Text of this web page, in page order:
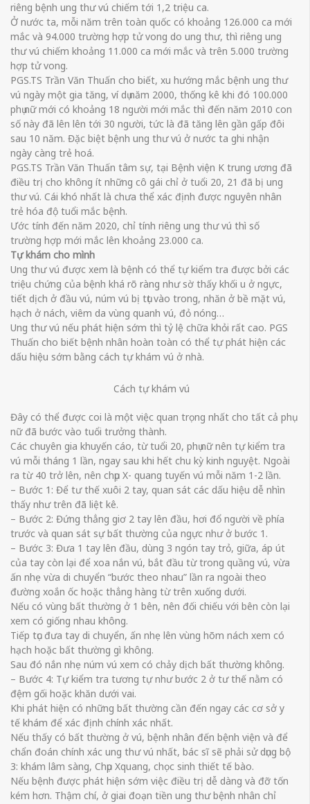
riêng bệnh ung thư vú chiếm tới 1,2 triệu ca.
Ở nước ta, mỗi năm trên toàn quốc có khoảng 126.000 ca mới
mắc và 94.000 trường hợp tử vong do ung thư, thì riêng ung
thư vú chiếm khoảng 11.000 ca mới mắc và trên 5.000 trường
hợp tử vong.
PGS.TS Trần Văn Thuấn cho biết, xu hướng mắc bệnh ung thư
vú ngày một gia tăng, ví dụ năm 2000, thống kê khi đó 100.000
phụ nữ mới có khoảng 18 người mới mắc thì đến năm 2010 con
số này đã lên lên tới 30 người, tức là đã tăng lên gần gấp đôi
sau 10 năm. Đặc biệt bệnh ung thư vú ở nước ta ghi nhận
ngày càng trẻ hoá.
PGS.TS Trần Văn Thuấn tâm sự, tại Bệnh viện K trung ương đã
điều trị cho không ít những cô gái chỉ ở tuổi 20, 21 đã bị ung
thư vú. Cái khó nhất là chưa thể xác định được nguyên nhân
trẻ hóa độ tuổi mắc bệnh.
Ước tính đến năm 2020, chỉ tính riêng ung thư vú thì số
trường hợp mới mắc lên khoảng 23.000 ca.
Tự khám cho mình
Ung thư vú được xem là bệnh có thể tự kiểm tra được bởi các
triệu chứng của bệnh khá rõ ràng như sờ thấy khối u ở ngực,
tiết dịch ở đầu vú, núm vú bị tụt vào trong, nhăn ở bề mặt vú,
hạch ở nách, viêm da vùng quanh vú, đỏ nóng…
Ung thư vú nếu phát hiện sớm thì tỷ lệ chữa khỏi rất cao. PGS
Thuấn cho biết bệnh nhân hoàn toàn có thể tự phát hiện các
dấu hiệu sớm bằng cách tự khám vú ở nhà.
Cách tự khám vú
Đây có thể được coi là một việc quan trọng nhất cho tất cả phụ
nữ đã bước vào tuổi trưởng thành.
Các chuyên gia khuyến cáo, từ tuổi 20, phụ nữ nên tự kiểm tra
vú mỗi tháng 1 lần, ngay sau khi hết chu kỳ kinh nguyệt. Ngoài
ra từ 40 trở lên, nên chụp X- quang tuyến vú mỗi năm 1-2 lần.
– Bước 1: Để tư thế xuôi 2 tay, quan sát các dấu hiệu dễ nhìn
thấy như trên đã liệt kê.
– Bước 2: Đứng thẳng giơ 2 tay lên đầu, hơi đổ người về phía
trước và quan sát sự bất thường của ngực như ở bước 1.
– Bước 3: Đưa 1 tay lên đầu, dùng 3 ngón tay trỏ, giữa, áp út
của tay còn lại để xoa nắn vú, bắt đầu từ trong quầng vú, vừa
ấn nhẹ vừa di chuyển “bước theo nhau” lần ra ngoài theo
đường xoắn ốc hoặc thẳng hàng từ trên xuống dưới.
Nếu có vùng bất thường ở 1 bên, nên đối chiếu với bên còn lại
xem có giống nhau không.
Tiếp tục đưa tay di chuyển, ấn nhẹ lên vùng hõm nách xem có
hạch hoặc bất thường gì không.
Sau đó nắn nhẹ núm vú xem có chảy dịch bất thường không.
– Bước 4: Tự kiểm tra tương tự như bước 2 ở tư thế nằm có
đệm gối hoặc khăn dưới vai.
Khi phát hiện có những bất thường cần đến ngay các cơ sở y
tế khám để xác định chính xác nhất.
Nếu thấy có bất thường ở vú, bệnh nhân đến bệnh viện và để
chẩn đoán chính xác ung thư vú nhất, bác sĩ sẽ phải sử dụng bộ
3: khám lâm sàng, Chụp Xquang, chọc sinh thiết tế bào.
Nếu bệnh được phát hiện sớm việc điều trị dễ dàng và đỡ tốn
kém hơn. Thậm chí, ở giai đoạn tiền ung thư bệnh nhân chỉ